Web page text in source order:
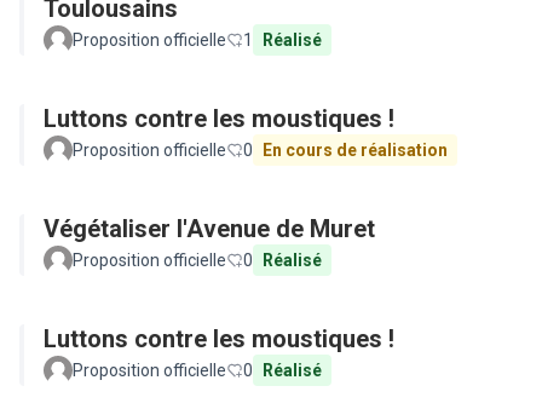
Toulousains
Proposition officielle 1 Réalisé
Luttons contre les moustiques !
Proposition officielle 0 En cours de réalisation
Végétaliser l'Avenue de Muret
Proposition officielle 0 Réalisé
Luttons contre les moustiques !
Proposition officielle 0 Réalisé